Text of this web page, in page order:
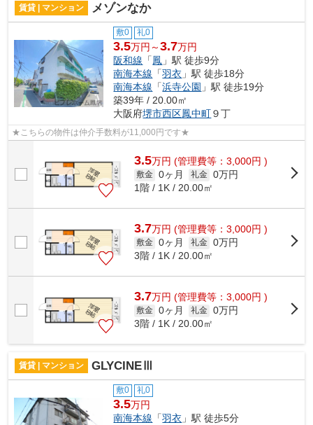
賃貸 | マンション メゾンなか
敷0 礼0
3.5万円～3.7万円
阪和線 「鳳 」駅 徒歩9分
南海本線 「羽衣 」駅 徒歩18分
南海本線 「浜寺公園 」駅 徒歩19分
築39年 / 20.00㎡
大阪府堺市西区鳳中町９丁
★こちらの物件は仲介手数料が11,000円です★
3.5万円 (管理費等：3,000円 )
敷金 0ヶ月 礼金 0万円
1階 / 1K / 20.00㎡
3.7万円 (管理費等：3,000円 )
敷金 0ヶ月 礼金 0万円
3階 / 1K / 20.00㎡
3.7万円 (管理費等：3,000円 )
敷金 0ヶ月 礼金 0万円
3階 / 1K / 20.00㎡
賃貸 | マンション GLYCINEⅢ
敷0 礼0
3.5万円
南海本線 「羽衣 」駅 徒歩5分